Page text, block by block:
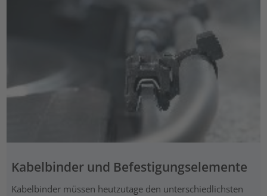
Kabelbinder und Befestigungselemente
Kabelbinder müssen heutzutage den unterschiedlichsten